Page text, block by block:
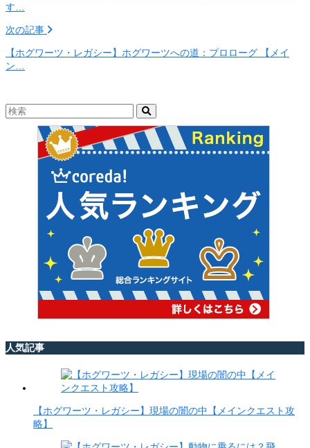
す…
次の記事
【ホグワーツ・レガシー】ホグワーツへの道：プロローグ 【メイ
ン…
人気記事
【ホグワーツ・レガシー】現場の闇の中【メインクエスト攻
略】